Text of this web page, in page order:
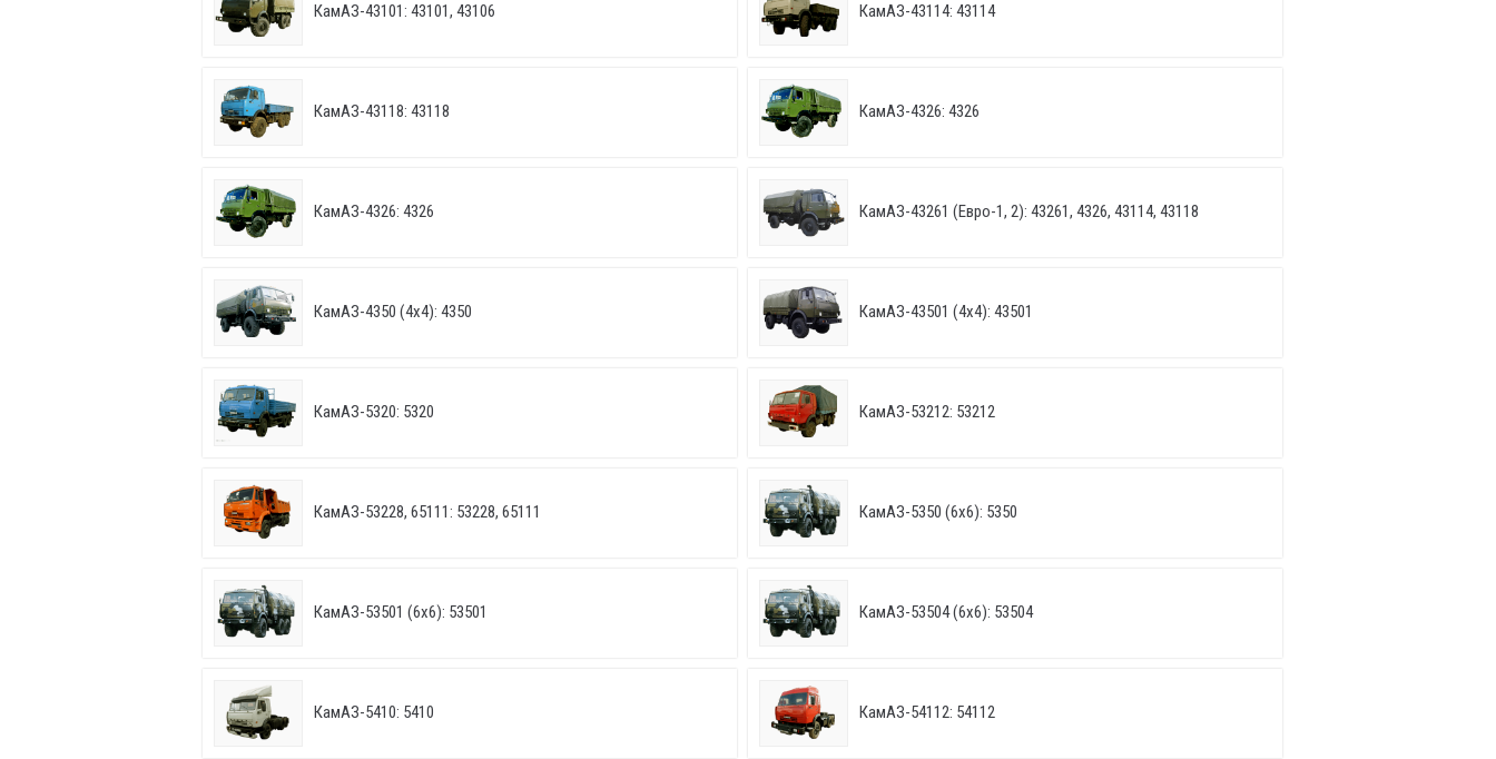
КамАЗ-43101: 43101, 43106 КамАЗ-43114: 43114
КамАЗ-43118: 43118 КамАЗ-4326: 4326
КамАЗ-4326: 4326 КамАЗ-43261 (Евро-1, 2): 43261, 4326, 43114, 43118
КамАЗ-4350 (4х4): 4350 КамАЗ-43501 (4х4): 43501
КамАЗ-5320: 5320 КамАЗ-53212: 53212
КамАЗ-53228, 65111: 53228, 65111 КамАЗ-5350 (6х6): 5350
КамАЗ-53501 (6х6): 53501 КамАЗ-53504 (6х6): 53504
КамАЗ-5410: 5410 КамАЗ-54112: 54112